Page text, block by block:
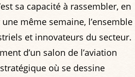
sa capacité à rassembler, en
même semaine, l’ensemble
et innovateurs du secteur.
d’un salon de l’aviation
où se dessine